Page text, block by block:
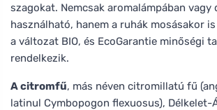
szagokat. Nemcsak aromalámpában vagy
használható, hanem a ruhák mosásakor
a változat BIO, és EcoGarantie minőségi
rendelkezik.
A citromfű, más néven citromillatú fű
latinul Cymbopogon flexuosus), Délkelet-